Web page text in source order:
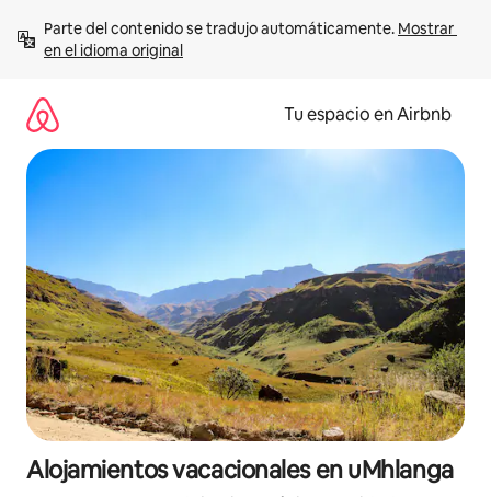
contenido
Parte del contenido se tradujo automáticamente. Mostrar
en el idioma original
Tu espacio en Airbnb
Alojamientos vacacionales en uMhlanga